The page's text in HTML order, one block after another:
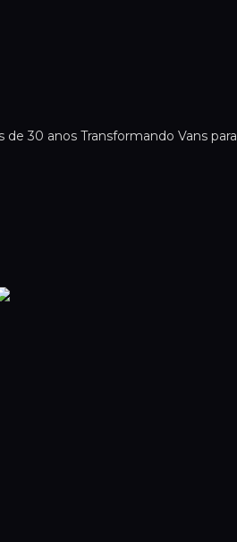
30 anos Transformando Vans para